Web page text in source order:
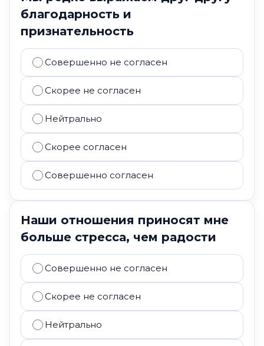
благодарность и
признательность
Совершенно не согласен
Скорее не согласен
Нейтрально
Скорее согласен
Совершенно согласен
Наши отношения приносят мне
больше стресса, чем радости
Совершенно не согласен
Скорее не согласен
Нейтрально